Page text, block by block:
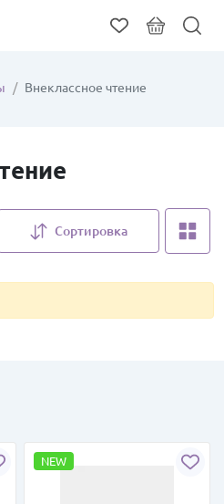
Внеклассное чтение
Сортировка
NEW